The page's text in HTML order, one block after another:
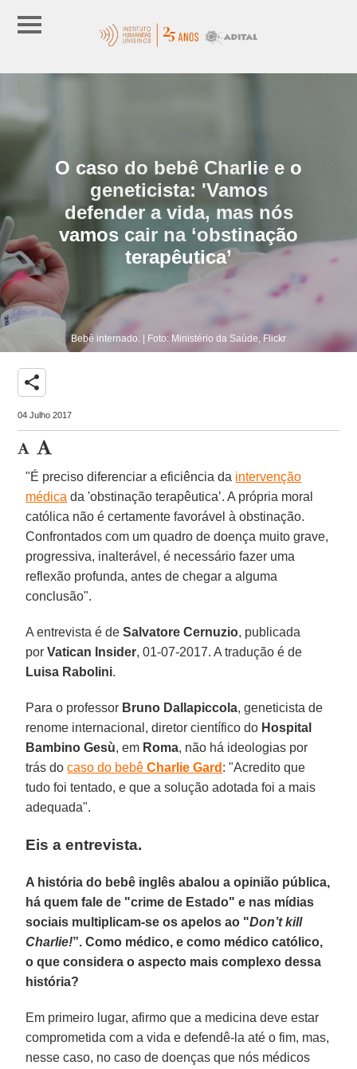
O caso do bebê Charlie e o
geneticista: 'Vamos
defender a vida, mas nós
vamos cair na ‘obstinação
terapêutica’
Bebê internado. | Foto: Ministério da Saúde, Flickr
share
04 Julho 2017
"É preciso diferenciar a eficiência da intervenção
médica da 'obstinação terapêutica’. A própria moral
católica não é certamente favorável à obstinação.
Confrontados com um quadro de doença muito grave,
progressiva, inalterável, é necessário fazer uma
reflexão profunda, antes de chegar a alguma
conclusão".
A entrevista é deSalvatore Cernuzio, publicada
porVatican Insider, 01-07-2017. A tradução é de
Luisa Rabolini.
Para o professor Bruno Dallapiccola, geneticista de
renome internacional, diretor científico do Hospital
Bambino Gesù, em Roma, não há ideologias por
trás docaso do bebêCharlie Gard : "Acredito que
tudo foi tentado, e que a solução adotada foi a mais
adequada".
Eis a entrevista.
A história do bebê inglês abalou a opinião pública,
há quem fale de "crime de Estado" e nas mídias
sociais multiplicam-se os apelos ao "Don’t kill
Charlie!”. Como médico, e como médico católico,
o que considera o aspecto mais complexo dessa
história?
Em primeiro lugar, afirmo que a medicina deve estar
comprometida com a vida e defendê-la até o fim, mas,
nesse caso, no caso de doenças que nós médicos